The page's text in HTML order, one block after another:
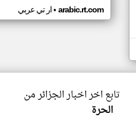
ار تي عربي• arabic.rt.com
تابع اخر اخبار الجزائر من
الحرة